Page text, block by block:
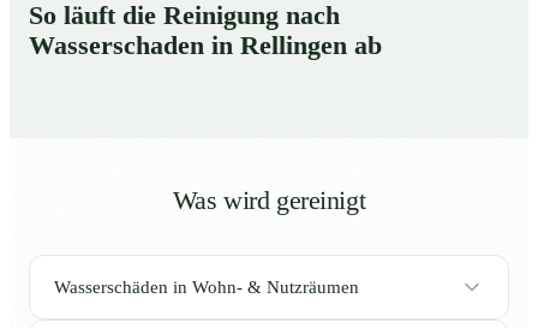
So läuft die Reinigung nach
Wasserschaden in Rellingen ab
Was wird gereinigt
Wasserschäden in Wohn- & Nutzräumen